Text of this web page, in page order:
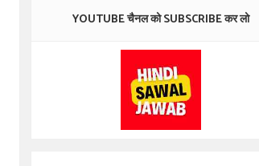
YOUTUBE चैनल को SUBSCRIBE कर लो